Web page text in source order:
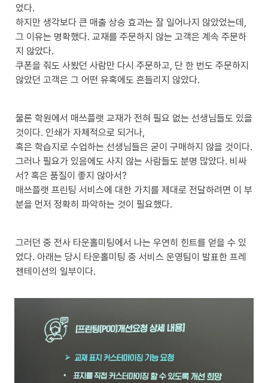
었다.
하지만 생각보다 큰 매출 상승 효과는 잘 일어나지 않았었는데,
그 이유는 명확했다. 교재를 주문하지 않는 고객은 계속 주문하
지 않았다.
쿠폰을 줘도 사봤던 사람만 다시 주문하고, 단 한 번도 주문하지
않았던 고객은 그 어떤 유혹에도 흔들리지 않았다.
물론 학원에서 매쓰플랫 교재가 전혀 필요 없는 선생님들도 있을
것이다. 인쇄가 자체적으로 되거나,
혹은 학습지로 수업하는 선생님들은 굳이 구매하지 않을 것이다.
그러나 필요가 있음에도 사지 않는 사람들도 분명 많았다. 비싸
서? 혹은 품질이 좋지 않아서?
매쓰플랫 프린팅 서비스에 대한 가치를 제대로 전달하려면 이 부
분을 먼저 정확히 파악하는 것이 필요했다.
그러던 중 전사 타운홀미팅에서 나는 우연히 힌트를 얻을 수 있
었다. 아래는 당시 타운홀미팅 중 서비스 운영팀이 발표한 프레
젠테이션의 일부이다.